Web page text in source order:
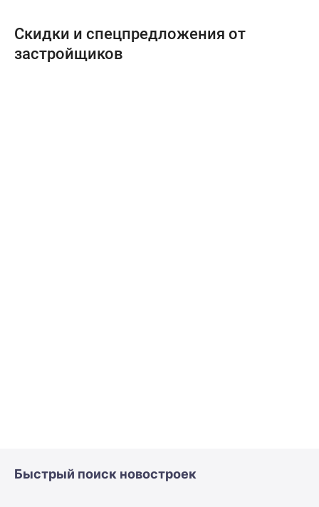
Скидки и спецпредложения от
застройщиков
Быстрый поиск новостроек